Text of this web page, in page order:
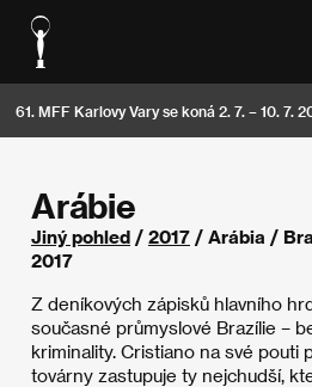
61. MFF Karlovy Vary se koná 2. 7. – 10. 7.
Arábie
Jiný pohled / 2017 / Arábia /
2017
Z deníkových zápisků hlavního
současné průmyslové Brazílie –
kriminality. Cristiano na své pouti
továrny zastupuje ty nejchudší,